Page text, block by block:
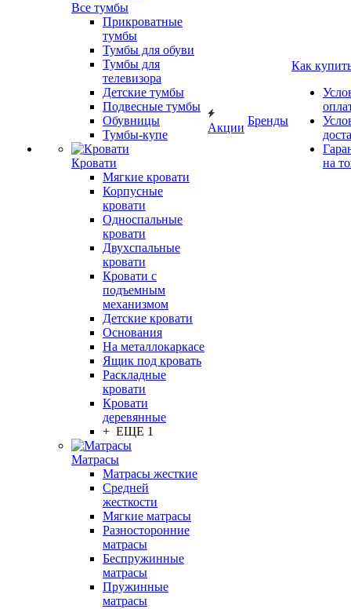
Все тумбы
Прикроватные
тумбы
Тумбы для обуви
Тумбы для
телевизора
Детские тумбы
Подвесные тумбы
Обувницы
Тумбы-купе
Кровати
Мягкие кровати
Корпусные
кровати
Односпальные
кровати
Двухспальные
кровати
Кровати с
подъемным
механизмом
Детские кровати
Основания
На металлокаркасе
Ящик под кровать
Раскладные
кровати
Кровати
деревянные
+ ЕЩЕ 1
Матрасы
Матрасы жесткие
Средней
жесткости
Мягкие матрасы
Разносторонние
матрасы
Беспружинные
матрасы
Пружинные
матрасы
Акции
Бренды
Как
на